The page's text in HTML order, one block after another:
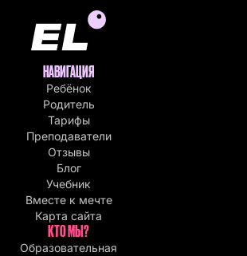
НАВИГАЦИЯ
Ребёнок
Родитель
Тарифы
Преподаватели
Отзывы
Блог
Учебник
Вместе к мечте
Карта сайта
КТО МЫ?
Образовательная